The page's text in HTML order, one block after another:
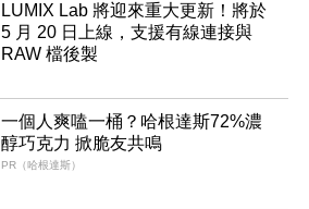
LUMIX Lab 將迎來重大更新！將於
5 月 20 日上線，支援有線連接與
RAW 檔後製
一個人爽嗑一桶？哈根達斯72%濃
醇巧克力 掀脆友共鳴
PR（哈根達斯）